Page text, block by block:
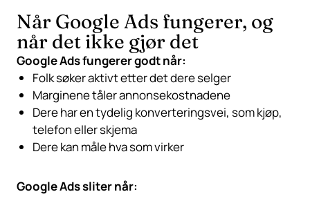
Når Google Ads fungerer, og
når det ikke gjør det
Google Ads fungerer godt når:
Folk søker aktivt etter det dere selger
Marginene tåler annonsekostnadene
Dere har en tydelig konverteringsvei, som kjøp,
telefon eller skjema
Dere kan måle hva som virker
Google Ads sliter når: